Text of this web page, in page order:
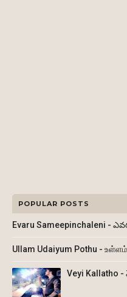
POPULAR POSTS
Evaru Sameepinchaleni -
Ullam Udaiyum Pothu -
Veyi Kallatho